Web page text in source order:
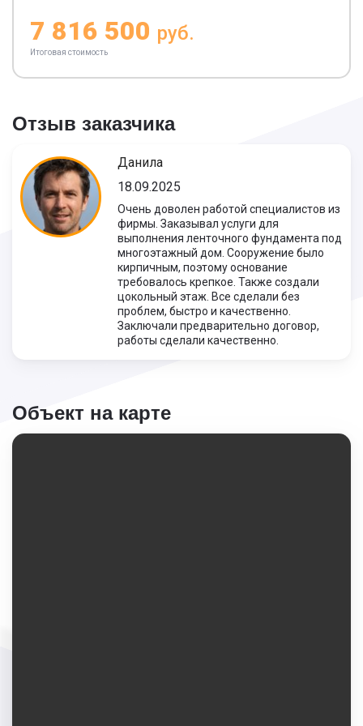
7 816 500 руб.
Итоговая стоимость
Отзыв заказчика
Данила
18.09.2025
Очень доволен работой специалистов из
фирмы. Заказывал услуги для
выполнения ленточного фундамента под
многоэтажный дом. Сооружение было
кирпичным, поэтому основание
требовалось крепкое. Также создали
цокольный этаж. Все сделали без
проблем, быстро и качественно.
Заключали предварительно договор,
работы сделали качественно.
Объект на карте